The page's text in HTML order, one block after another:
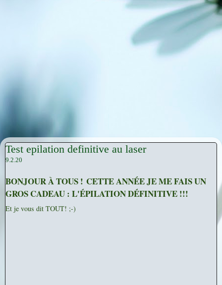
Test epilation definitive au laser
9.2.20
BONJOUR À TOUS ! CETTE ANNÉE JE ME FAIS UN
GROS CADEAU : L'ÉPILATION DÉFINITIVE !!!
Et je vous dit TOUT! ;-)